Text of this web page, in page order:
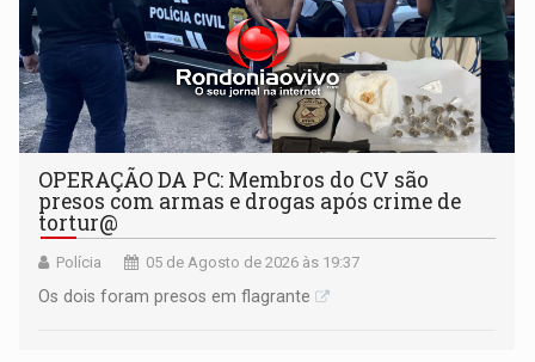
OPERAÇÃO DA PC: Membros do CV são
presos com armas e drogas após crime de
tortur@
Polícia 05 de Agosto de 2026 às 19:37
Os dois foram presos em flagrante